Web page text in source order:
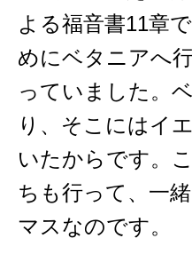
よる福音書11章
めにベタニアへ
っていました。
り、そこにはイ
いたからです。
ちも行って、一
マスなのです。